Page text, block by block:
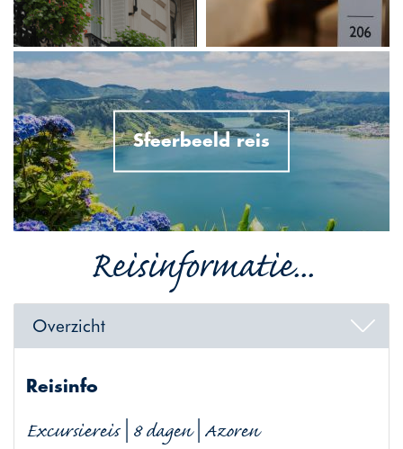
Sfeerbeeld reis
Reisinformatie...
Overzicht
Reisinfo
Excursiereis | 8 dagen | Azoren